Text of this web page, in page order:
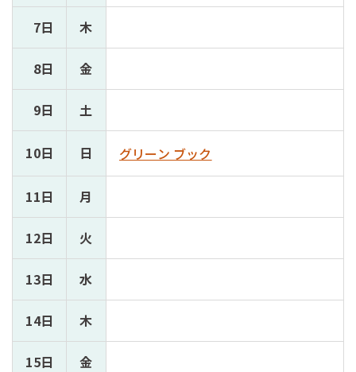
7日 木
8日 金
9日 土
10日 日 グリーン ブック
11日 月
12日 火
13日 水
14日 木
15日 金